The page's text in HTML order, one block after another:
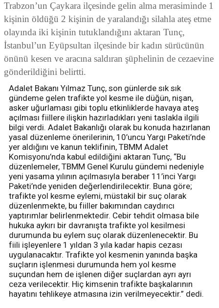
Trabzon’un Çaykara ilçesinde gelin alma merasiminde 1
kişinin öldüğü 2 kişinin de yaralandığı silahla ateş etme
olayında iki kişinin tutuklandığını aktaran Tunç,
İstanbul’un Eyüpsultan ilçesinde bir kadın sürücünün
önünü kesen ve aracına saldıran şüphelinin de cezaevine
gönderildiğini belirtti.
Adalet Bakanı Yılmaz Tunç, son günlerde sık sık
gündeme gelen trafikte yol kesme ile düğün, nişan,
asker uğurlaması gibi toplu etkinliklerde havaya ateş
açılması fiillere ilişkin hazırladıkları yeni taslakla ilgili
bilgi verdi. Adalet Bakanlığı olarak bu konuda hazırlanan
yasal düzenleme önerilerinin, 10’uncu Yargı Paketi’nde
yer aldığını ve kanun teklifinin, TBMM Adalet
Komisyonu’nda kabul edildiğini aktaran Tunç, “Bu
düzenlemeler, TBMM Genel Kurulu gündemi nedeniyle
yeni yasama yılının açılmasıyla beraber 11’inci Yargı
Paketi’nde yeniden değerlendirilecektir. Buna göre;
trafikte yol kesme eylemi, müstakil bir suç olarak
düzenlenmekte, bu fiiller bakımından caydırıcı
yaptırımlar belirlenmektedir. Cebir tehdit olmasa bile
hukuka aykırı bir davranışta trafikte yol kesilmesi
durumunda bu eylem suç olarak düzenlenecektir. Bu
fiili işleyenlere 1 yıldan 3 yıla kadar hapis cezası
uygulanacaktır. Trafikte yol kesmenin yanında başka
suçların işlenmesi durumunda hem yol kesme
suçundan hem de işlenen diğer suçlardan ayrı ayrı
ceza verilecektir. Hiç kimsenin trafikte başkalarının
hayatını tehlikeye atmasına izin verilmeyecektir.” dedi.